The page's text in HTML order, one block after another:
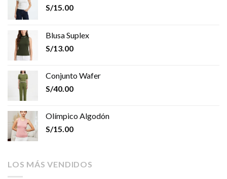
S/15.00
Blusa Suplex
S/13.00
Conjunto Wafer
S/40.00
Olímpico Algodón
S/15.00
LOS MÁS VENDIDOS